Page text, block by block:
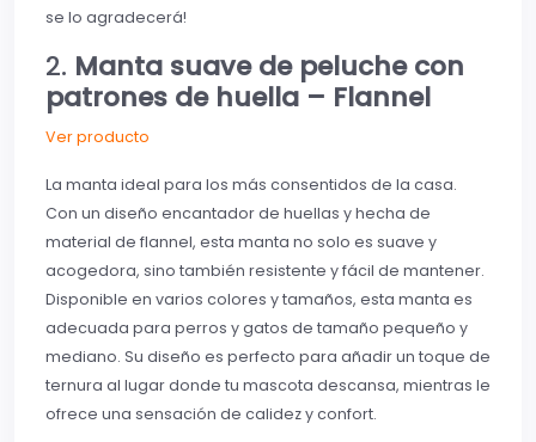
se lo agradecerá!
2. Manta suave de peluche con
patrones de huella – Flannel
Ver producto
La manta ideal para los más consentidos de la casa.
Con un diseño encantador de huellas y hecha de
material de flannel, esta manta no solo es suave y
acogedora, sino también resistente y fácil de mantener.
Disponible en varios colores y tamaños, esta manta es
adecuada para perros y gatos de tamaño pequeño y
mediano. Su diseño es perfecto para añadir un toque de
ternura al lugar donde tu mascota descansa, mientras le
ofrece una sensación de calidez y confort.